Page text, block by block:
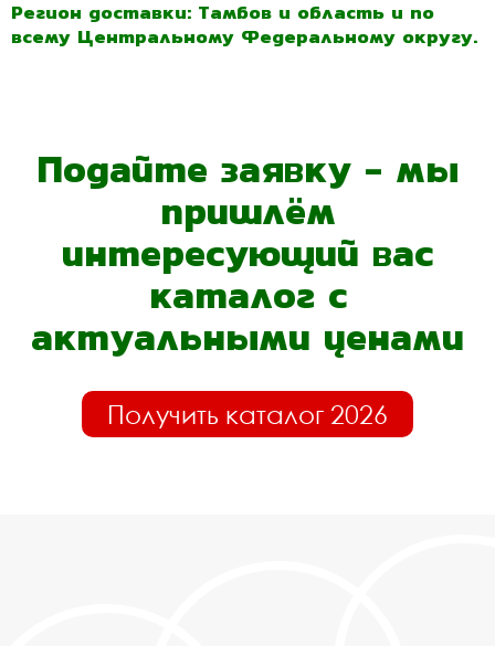
Регион доставки: Тамбов и область и по
всему Центральному Федеральному округу.
Подайте заявку - мы
пришлём
интересующий вас
каталог с
актуальными ценами
Получить каталог 2026